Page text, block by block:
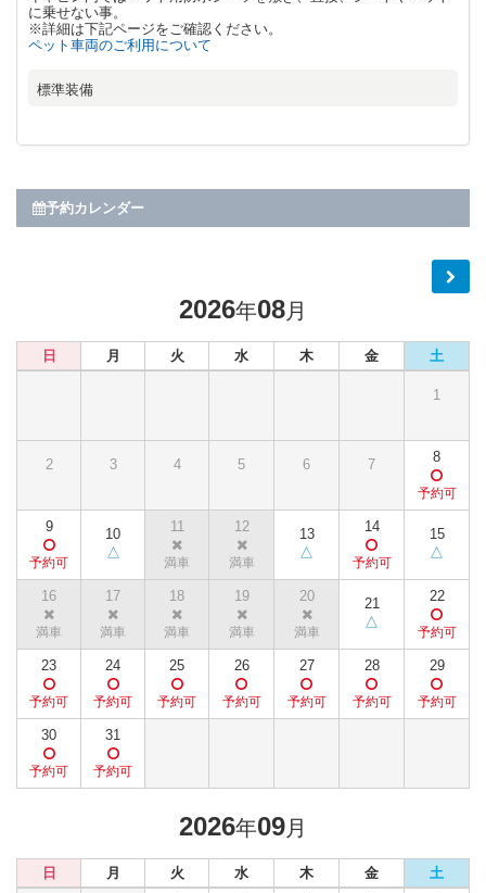
に乗せない事。
※詳細は下記ページをご確認ください。
ペット車両のご利用について
標準装備
予約カレンダー
2026年08月
日 月 火 水 木 金 土
1
2 3 4 5 6 7 8
9 10 11 12 13 14 15
16 17 18 19 20 21 22
23 24 25 26 27 28 29
30 31
2026年09月
日 月 火 水 木 金
土